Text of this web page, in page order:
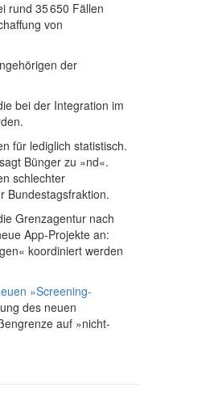
rund 35 650 Fällen
von
der
bei der Integration im
für lediglich statistisch.
Bünger zu »nd«.
schlechter
Bundestagsfraktion.
Grenzagentur nach
App-Projekte an:
koordiniert werden
»Screening-
des neuen
auf »nicht-